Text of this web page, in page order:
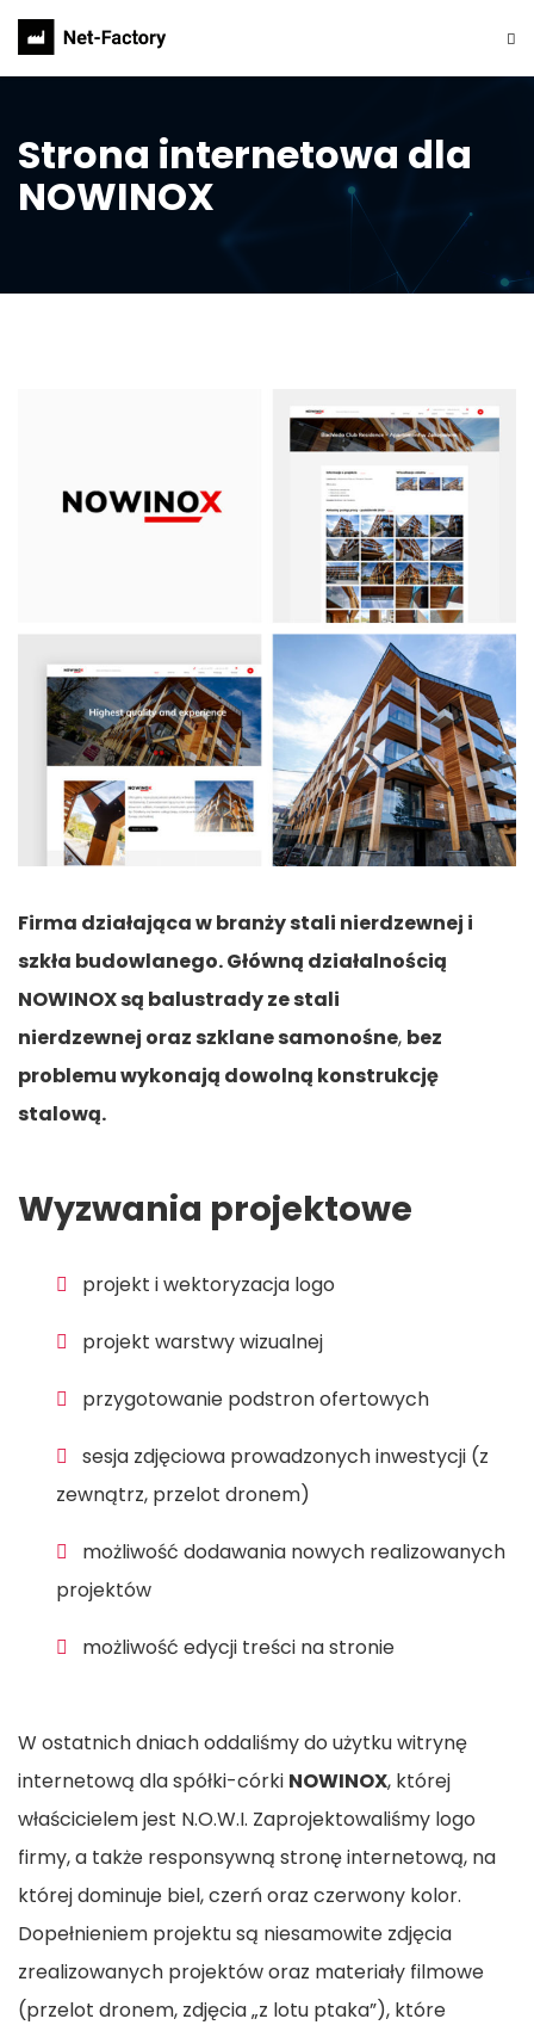
Strona internetowa dla
NOWINOX
Firma działająca w branży stali nierdzewnej i
szkła budowlanego. Główną działalnością
NOWINOX są balustrady ze stali
nierdzewnej oraz szklane samonośne, bez
problemu wykonają dowolną konstrukcję
stalową.
Wyzwania projektowe
projekt i wektoryzacja logo
projekt warstwy wizualnej
przygotowanie podstron ofertowych
sesja zdjęciowa prowadzonych inwestycji (z
zewnątrz, przelot dronem)
możliwość dodawania nowych realizowanych
projektów
możliwość edycji treści na stronie
W ostatnich dniach oddaliśmy do użytku witrynę
internetową dla spółki-córki NOWINOX, której
właścicielem jest N.O.W.I. Zaprojektowaliśmy logo
firmy, a także responsywną stronę internetową, na
której dominuje biel, czerń oraz czerwony kolor.
Dopełnieniem projektu są niesamowite zdjęcia
zrealizowanych projektów oraz materiały filmowe
(przelot dronem, zdjęcia „z lotu ptaka”), które